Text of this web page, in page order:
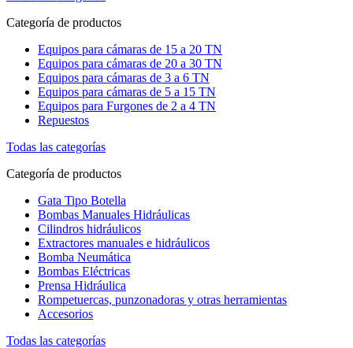
Categoría de productos
Equipos para cámaras de 15 a 20 TN
Equipos para cámaras de 20 a 30 TN
Equipos para cámaras de 3 a 6 TN
Equipos para cámaras de 5 a 15 TN
Equipos para Furgones de 2 a 4 TN
Repuestos
Todas las categorías
Categoría de productos
Gata Tipo Botella
Bombas Manuales Hidráulicas
Cilindros hidráulicos
Extractores manuales e hidráulicos
Bomba Neumática
Bombas Eléctricas
Prensa Hidráulica
Rompetuercas, punzonadoras y otras herramientas
Accesorios
Todas las categorías